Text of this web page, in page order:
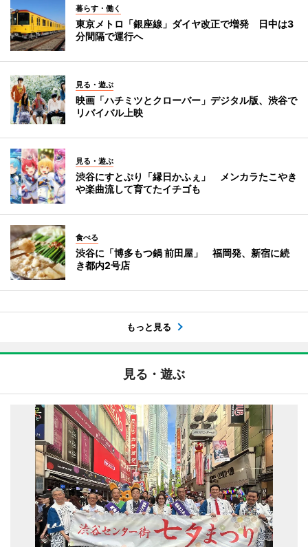
暮らす・働く
東京メトロ「銀座線」ダイヤ改正で増発 日中は3
分間隔で運行へ
見る・遊ぶ
映画「ハチミツとクローバー」デジタル版、渋谷で
リバイバル上映
見る・遊ぶ
渋谷にすとぷり「縁日かふぇ」 メンカラたこやき
や楽曲流して育てたイチゴも
食べる
渋谷に「博多もつ鍋 前田屋」 福岡発、新宿に続
き都内2号店
もっと見る
見る・遊ぶ